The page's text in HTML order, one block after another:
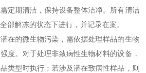
定期清洁，保持设备整体洁净。所有清洁
部解冻的状态下进行，并记录在案。
的微生物污染，需依据处理样品的生物
度。对于处理非致病性生物材料的设备，
类型时执行；若涉及潜在致病性样品，则